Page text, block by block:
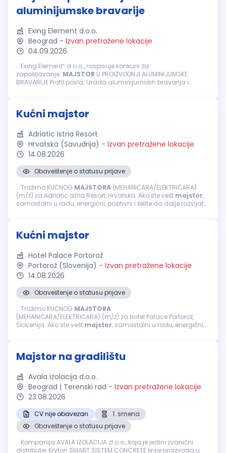
aluminijumske bravarije
Exing Element d.o.o.
Beograd - Izvan pretražene lokacije
04.09.2026
...Exing Element“ d.o.o., raspisuje konkurs za
zapošljavanje: MAJSTOR U PROIZVODNJI ALUMINIJUMSKE
BRAVARIJE Profil posla: Izrada aluminijumskih bravarija i
Kućni majstor
Adriatic Istria Resort
Hrvatska (Savudrija) - Izvan pretražene lokacije
14.08.2026
Obaveštenje o statusu prijave
...Tražimo KUĆNOG MAJSTORA (MEHANIČARA/ELEKTRIČARA)
(m/ž) za Adriatic Istria Resort, Hrvatska. Ako ste vešt majstor,
samostalni u radu, energični, pozitivni i želite da dalje razvijate
Kućni majstor
Hotel Palace Portorož
Portorož (Slovenija) - Izvan pretražene lokacije
14.08.2026
Obaveštenje o statusu prijave
...Tražimo KUĆNOG MAJSTORA
(MEHANIČARA/ELEKTRIČARA) (m/ž) za Hotel Palace Portorož,
Slovenija. Ako ste vešt majstor, samostalni u radu, energični,
Majstor na gradilištu
Avala izolacija d.o.o.
Beograd | Terenski rad - Izvan pretražene lokacije
23.08.2026
CV nije obavezan
1. smena
Obaveštenje o statusu prijave
...Kompanija AVALA IZOLACIJA d.o.o., koja je jedini zvanični
distributer Kryton SMART SISTEM CONCRETE linije proizvoda u